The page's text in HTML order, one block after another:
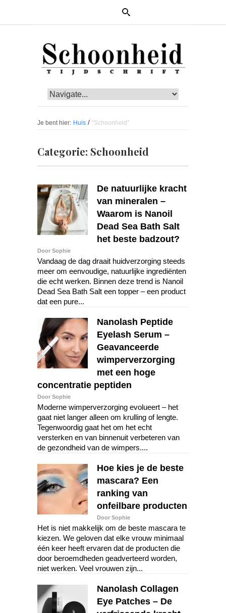
Je bent hier: Huis / "Schoonheid"
Categorie: Schoonheid
De natuurlijke kracht
van mineralen –
Waarom is Nanoil
Dead Sea Bath Salt
het beste badzout?
Door Sophie
Vandaag de dag draait huidverzorging steeds
meer om eenvoudige, natuurlijke ingrediënten
die echt werken. Binnen deze trend is Nanoil
Dead Sea Bath Salt een topper – een product
dat een pure...
Nanolash Peptide
Eyelash Serum –
Geavanceerde
wimperverzorging
met een hoge
concentratie peptiden
Door Sophie
Moderne wimperverzorging evolueert – het
gaat niet langer alleen om krulling of lengte.
Tegenwoordig gaat het om het echt
versterken en van binnenuit verbeteren van
de gezondheid van de wimpers....
Hoe kies je de beste
mascara? Een
ranking van
onfeilbare producten
Door Sophie
Het is niet makkelijk om de beste mascara te
kiezen. We geloven dat elke vrouw minimaal
één keer heeft ervaren dat de producten die
door beroemdheden geadverteerd worden,
niet werken. Veel vrouwen zijn...
Nanolash Collagen
Eye Patches – De